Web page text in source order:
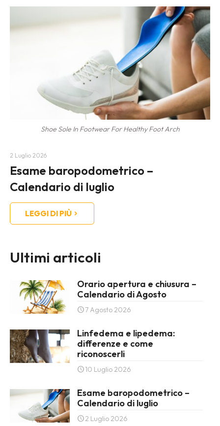
Shoe Sole In Footwear For Healthy Foot Arch
2 Luglio 2026
Esame baropodometrico –
Calendario di luglio
LEGGI DI PIÙ
Ultimi articoli
Orario apertura e chiusura –
Calendario di Agosto
7 Agosto 2026
Linfedema e lipedema:
differenze e come
riconoscerli
10 Luglio 2026
Esame baropodometrico –
Calendario di luglio
2 Luglio 2026